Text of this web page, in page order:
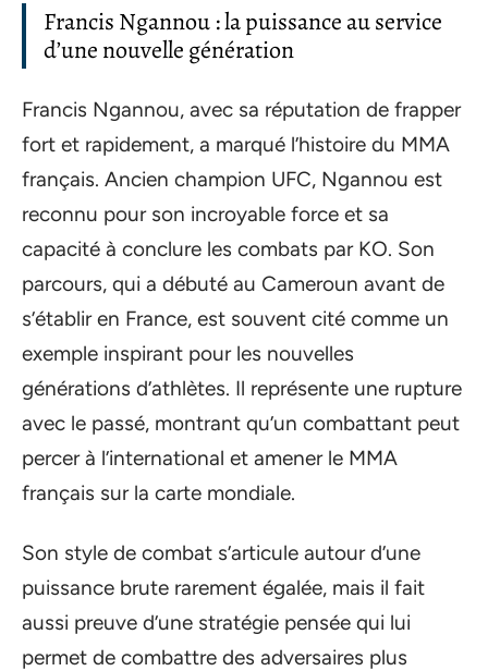
Francis Ngannou : la puissance au service
d’une nouvelle génération
Francis Ngannou, avec sa réputation de frapper
fort et rapidement, a marqué l’histoire du MMA
français. Ancien champion UFC, Ngannou est
reconnu pour son incroyable force et sa
capacité à conclure les combats par KO. Son
parcours, qui a débuté au Cameroun avant de
s’établir en France, est souvent cité comme un
exemple inspirant pour les nouvelles
générations d’athlètes. Il représente une rupture
avec le passé, montrant qu’un combattant peut
percer à l’international et amener le MMA
français sur la carte mondiale.
Son style de combat s’articule autour d’une
puissance brute rarement égalée, mais il fait
aussi preuve d’une stratégie pensée qui lui
permet de combattre des adversaires plus